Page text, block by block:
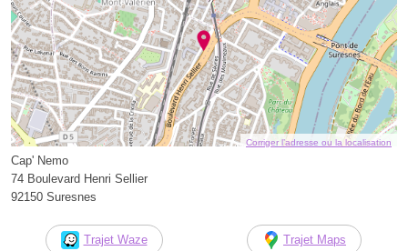
Corriger l’adresse ou la localisation
Cap' Nemo
74 Boulevard Henri Sellier
92150 Suresnes
Trajet Waze Trajet Maps